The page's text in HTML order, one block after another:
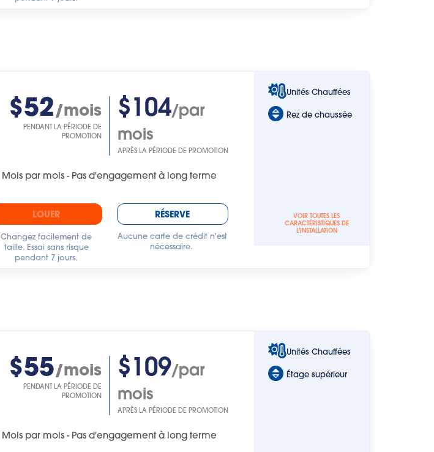
$52/mois
PENDANT LA PÉRIODE DE
PROMOTION
$104/par
mois
APRÈS LA PÉRIODE DE PROMOTION
Mois par mois - Pas d'engagement à long terme
LOUER
Changez facilement de
taille. Essai sans risque
pendant 7 jours.
RÉSERVE
Aucune carte de crédit n'est
nécessaire.
Unités Chauffées
Rez de chaussée
VOIR TOUTES LES
CARACTÉRISTIQUES DE
L'INSTALLATION
$55/mois
PENDANT LA PÉRIODE DE
PROMOTION
$109/par
mois
APRÈS LA PÉRIODE DE PROMOTION
Mois par mois - Pas d'engagement à long terme
Unités Chauffées
Étage supérieur